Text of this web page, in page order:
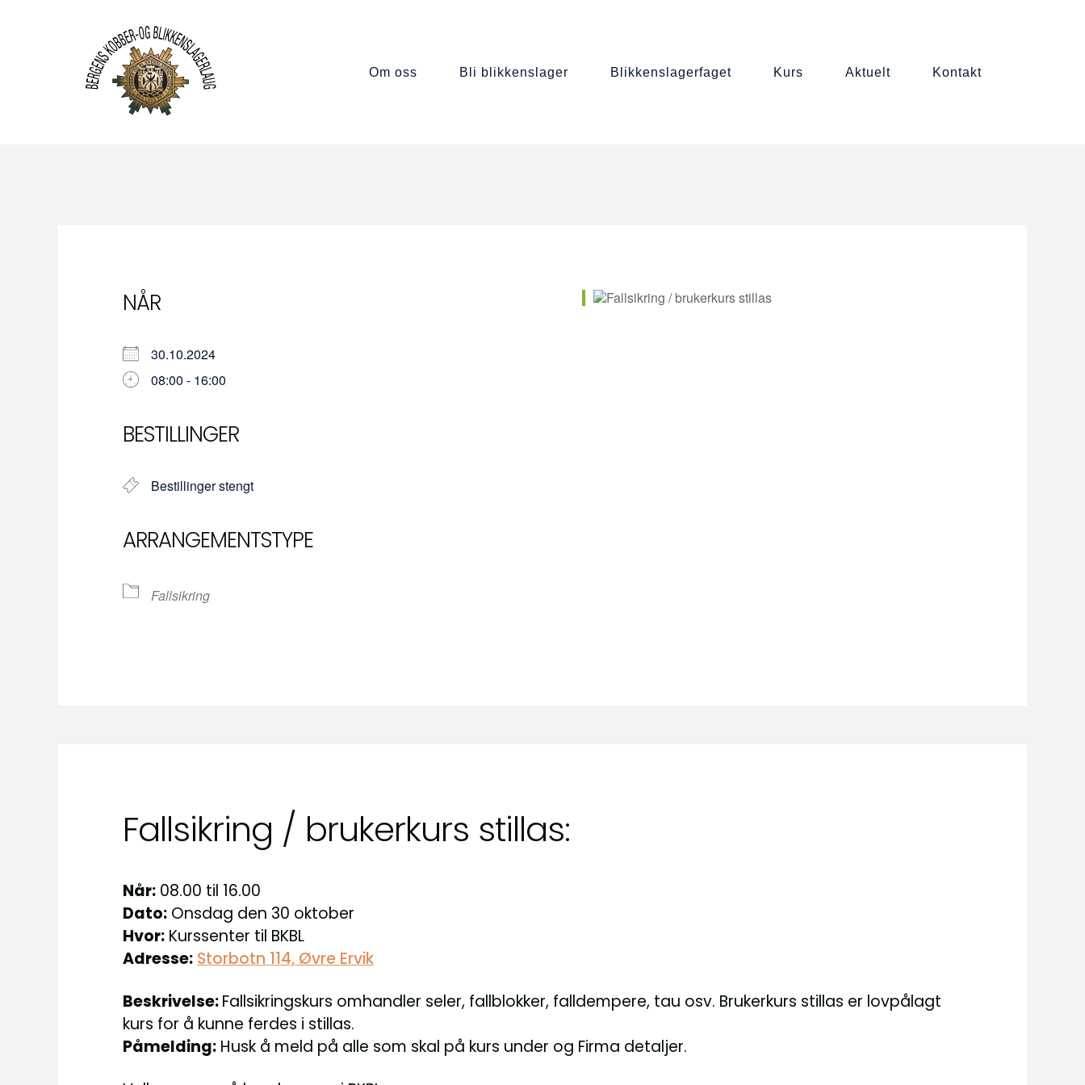
om oss bli blikkenslager blikkenslagerfaget kurs aktuelt kontakt
NÅR
30.10.2024
08:00 - 16:00
BESTILLINGER
Bestillinger stengt
ARRANGEMENTSTYPE
Fallsikring
Fallsikring / brukerkurs stillas:
Når: 08.00 til 16.00
Dato: Onsdag den 30 oktober
Hvor: Kurssenter til BKBL
Adresse: Storbotn 114, Øvre Ervik
Beskrivelse:Fallsikringskurs omhandler seler, fallblokker, falldempere, tau osv. Brukerkurs stillas er lovpålagt
kurs for å kunne ferdes i stillas.
Påmelding: Husk å meld på alle som skal på kurs under og Firma detaljer.